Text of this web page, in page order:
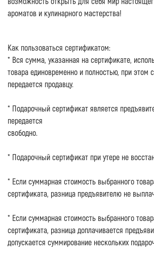
ароматов и кулинарного мастерства!
Как пользоваться сертификатом:
* Вся сумма, указанная на сертификате,
товара единовременно и полностью, при этом
передается продавцу.
* Подарочный сертификат является
передается
свободно.
* Подарочный сертификат при утере не
* Если суммарная стоимость выбранного
сертификата, разница предъявителю не
* Если суммарная стоимость выбранного
сертификата, разница доплачивается
допускается суммирование нескольких